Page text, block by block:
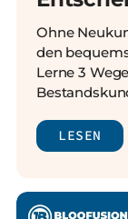
Ohne
den
Lerne 3
LESEN